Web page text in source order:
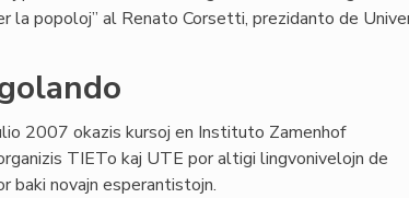
la popoloj” al Renato Corsetti, prezidanto de
2007 okazis kursoj en Instituto Zamenhof
TIETo kaj UTE por altigi lingvonivelojn de
baki novajn esperantistojn.